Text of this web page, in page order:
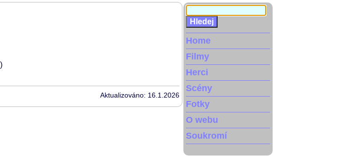
Aktualizováno: 16.1.2026
Home
Filmy
Herci
Scény
Fotky
O webu
Soukromí